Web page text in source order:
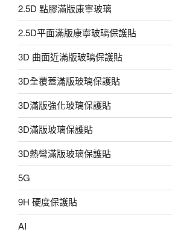
2.5D 點膠滿版康寧玻璃
2.5D平面滿版康寧玻璃保護貼
3D 曲面近滿版玻璃保護貼
3D全覆蓋滿版玻璃保護貼
3D滿版強化玻璃保護貼
3D滿版玻璃保護貼
3D熱彎滿版玻璃保護貼
5G
9H 硬度保護貼
AI